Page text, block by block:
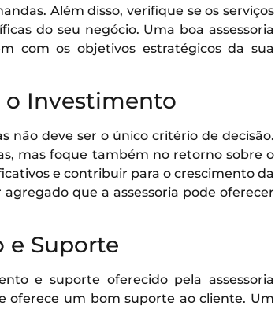
Além disso, verifique se os serviços
do seu negócio. Uma boa assessoria
com os objetivos estratégicos da sua
o Investimento
não deve ser o único critério de decisão.
mas foque também no retorno sobre o
e contribuir para o crescimento da
que a assessoria pode oferecer
e Suporte
e suporte oferecido pela assessoria
oferece um bom suporte ao cliente. Um